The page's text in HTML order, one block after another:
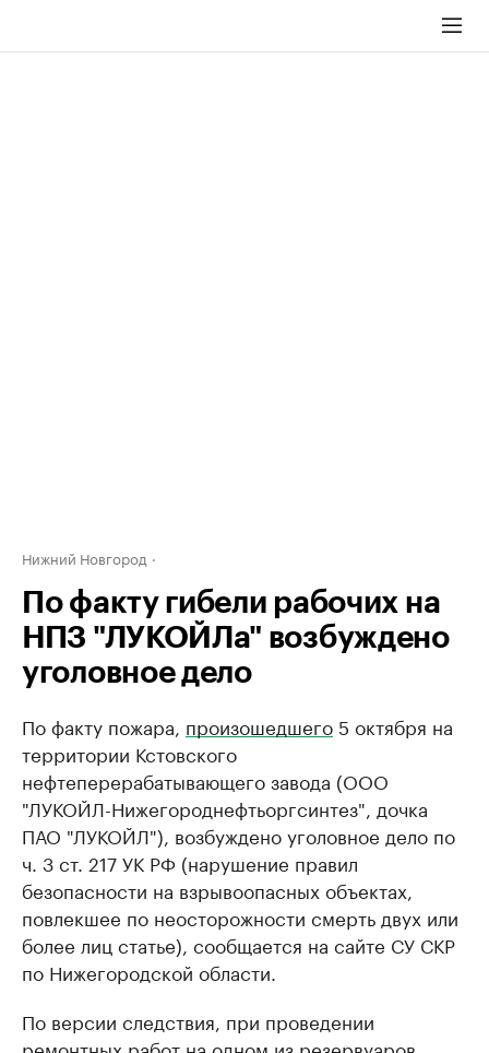
Нижний Новгород
По факту гибели рабочих на
НПЗ "ЛУКОЙЛа" возбуждено
уголовное дело
По факту пожара, произошедшего 5 октября на
территории Кстовского
нефтеперерабатывающего завода (ООО
"ЛУКОЙЛ-Нижегороднефтьоргсинтез", дочка
ПАО "ЛУКОЙЛ"), возбуждено уголовное дело по
ч. 3 ст. 217 УК РФ (нарушение правил
безопасности на взрывоопасных объектах,
повлекшее по неосторожности смерть двух или
более лиц статье), сообщается на сайте СУ СКР
по Нижегородской области.
По версии следствия, при проведении